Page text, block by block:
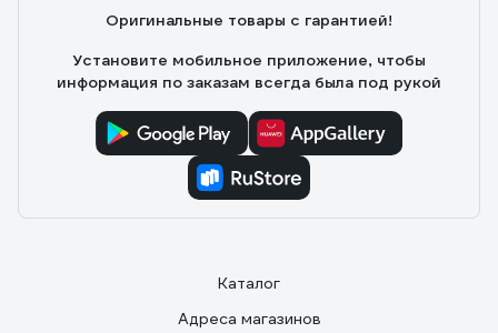
Оригинальные товары с гарантией!
Установите мобильное приложение, чтобы
информация по заказам всегда была под рукой
Каталог
Адреса магазинов